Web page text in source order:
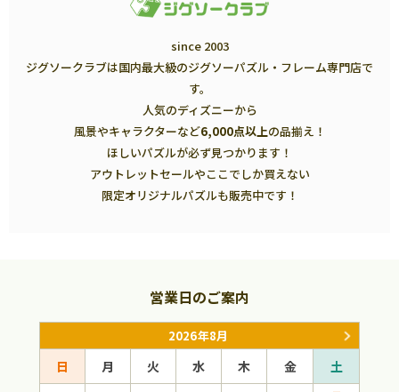
since 2003
ジグソークラブは国内最大級のジグソーパズル・フレーム専門店で
す。
人気のディズニーから
風景やキャラクターなど6,000点以上の品揃え！
ほしいパズルが必ず見つかります！
アウトレットセールやここでしか買えない
限定オリジナルパズルも販売中です！
営業日のご案内
2026年8月
日 月 火 水 木 金
土